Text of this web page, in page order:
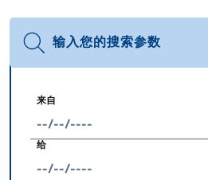
输入您的搜索参数
来自
给